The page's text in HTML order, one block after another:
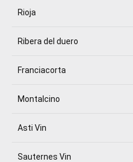
Rioja
Ribera del duero
Franciacorta
Montalcino
Asti Vin
Sauternes Vin